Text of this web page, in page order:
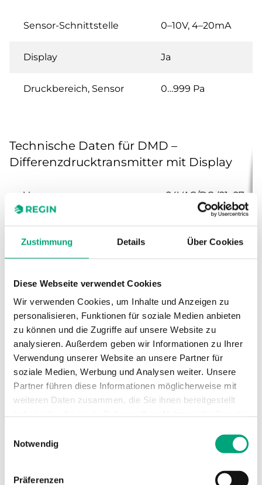
Zustimmung Details Über Cookies
Diese Webseite verwendet Cookies
Wir verwenden Cookies, um Inhalte und Anzeigen zu
personalisieren, Funktionen für soziale Medien anbieten
zu können und die Zugriffe auf unsere Website zu
analysieren. Außerdem geben wir Informationen zu Ihrer
Verwendung unserer Website an unsere Partner für
soziale Medien, Werbung und Analysen weiter. Unsere
Partner führen diese Informationen möglicherweise mit
weiteren Daten zusammen, die Sie ihnen bereitgestellt
Notwendig
Präferenzen
Sensor-Schnittstelle 0–10V, 4–20mA
Display Ja
Druckbereich, Sensor 0…999 Pa
Technische Daten für DMD –
Differenzdrucktransmitter mit Display
Versorgungsspannung
24VAC/DC (21...27
V AC 50/60Hz /
21...27 V DC), 5.0
Umgebungsfeuchte
(nicht kondensierend)
0…90 % RH
Umgebungstemperatur 0…50 °C
Lagertemperatur -40…50 °C
Montage Wand
(B x H x T)
89x129x58 mm
Gewicht, inkl.